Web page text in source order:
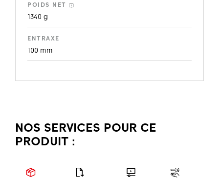
POIDS NET
1340 g
ENTRAXE
100 mm
NOS SERVICES POUR CE
PRODUIT :